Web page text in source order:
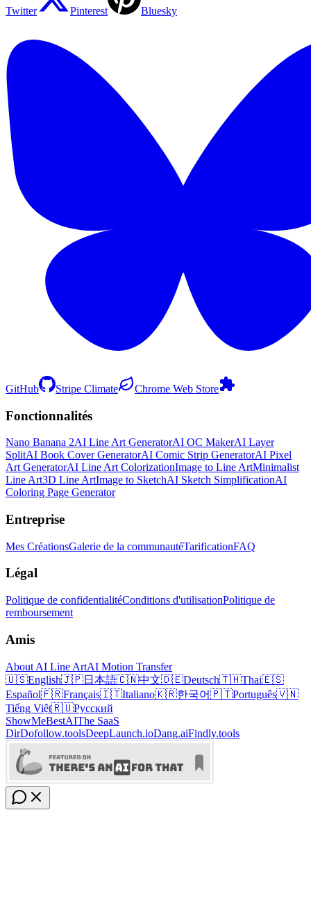
Twitter Pinterest Bluesky
GitHub Stripe Climate Chrome Web Store
Fonctionnalités
Nano Banana 2AI Line Art GeneratorAI OC MakerAI Layer
SplitAI Book Cover GeneratorAI Comic Strip GeneratorAI Pixel
Art GeneratorAI Line Art ColorizationImage to Line ArtMinimalist
Line Art3D Line ArtImage to SketchAI Sketch SimplificationAI
Coloring Page Generator
Entreprise
Mes CréationsGalerie de la communautéTarificationFAQ
Légal
Politique de confidentialitéConditions d'utilisationPolitique de
remboursement
Amis
About AI Line ArtAI Motion Transfer
🇺🇸English🇯🇵日本語🇨🇳中文🇩🇪Deutsch🇹🇭Thai🇪🇸
Español🇫🇷Français🇮🇹Italiano🇰🇷한국어🇵🇹Português🇻🇳
Tiếng Việt🇷🇺Русский
ShowMeBestAIThe SaaS
DirDofollow.toolsDeepLaunch.ioDang.aiFindly.tools